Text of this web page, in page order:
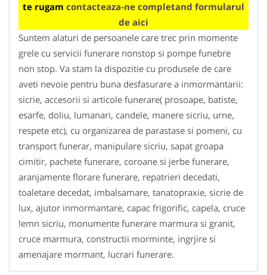
te rugam contacteaza-ne completand formularul
de aici
Suntem alaturi de persoanele care trec prin momente
grele cu servicii funerare nonstop si pompe funebre
non stop. Va stam la dispozitie cu produsele de care
aveti nevoie pentru buna desfasurare a inmormantarii:
sicrie, accesorii si articole funerare( prosoape, batiste,
esarfe, doliu, lumanari, candele, manere sicriu, urne,
respete etc), cu organizarea de parastase si pomeni, cu
transport funerar, manipulare sicriu, sapat groapa
cimitir, pachete funerare, coroane si jerbe funerare,
aranjamente florare funerare, repatrieri decedati,
toaletare decedat, imbalsamare, tanatopraxie, sicrie de
lux, ajutor inmormantare, capac frigorific, capela, cruce
lemn sicriu, monumente funerare marmura si granit,
cruce marmura, constructii morminte, ingrjire si
amenajare mormant, lucrari funerare.